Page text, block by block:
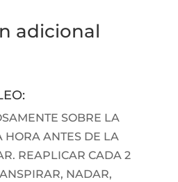
adicional
SOBRE LA
HORA ANTES DE LA
REAPLICAR CADA 2
NADAR,